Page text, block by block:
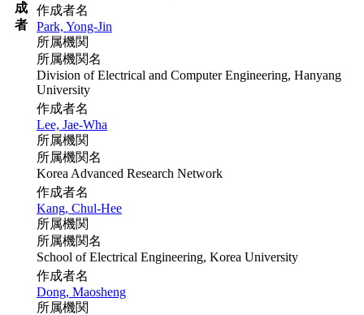
成
者
作成者名
Park, Yong-Jin
所属機関
所属機関名
Division of Electrical and Computer Engineering, Hanyang
University
作成者名
Lee, Jae-Wha
所属機関
所属機関名
Korea Advanced Research Network
作成者名
Kang, Chul-Hee
所属機関
所属機関名
School of Electrical Engineering, Korea University
作成者名
Dong, Maosheng
所属機関